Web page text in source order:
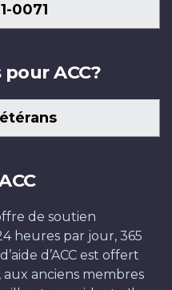
0071
ACC?
de soutien
heures par jour, 365
d’ACC est offert
anciens membres